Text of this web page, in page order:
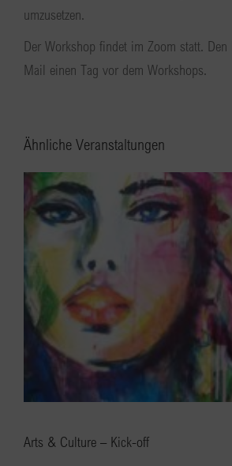
umzusetzen.
Der Workshop findet im Zoom statt.
Mail einen Tag vor dem Workshops.
Ähnliche Veranstaltungen
Arts & Culture – Kick-off